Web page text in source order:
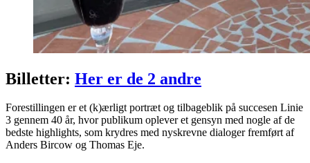
Billetter: Her er de 2 andre
Forestillingen er et (k)ærligt portræt og tilbageblik på succesen Linie
3 gennem 40 år, hvor publikum oplever et gensyn med nogle af de
bedste highlights, som krydres med nyskrevne dialoger fremført af
Anders Bircow og Thomas Eje.